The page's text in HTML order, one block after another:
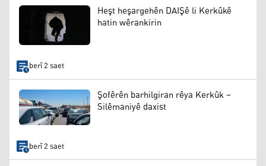
Heşt heşargehên DAIŞê li Kerkûkê
hatin wêrankirin
berî 2 saet
Şofêrên barhilgiran rêya Kerkûk –
Silêmaniyê daxist
berî 2 saet